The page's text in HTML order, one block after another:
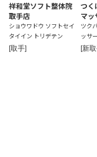
祥和堂ソフト整体院
取手店
ショウワドウ ソフトセイ
タイイン トリデテン
[取手]
つく
マッ
ツク
ッサ
[新